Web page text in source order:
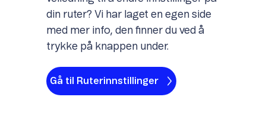
din ruter? Vi har laget en egen side
med mer info, den finner du ved å
trykke på knappen under.
Gå til Ruterinnstillinger